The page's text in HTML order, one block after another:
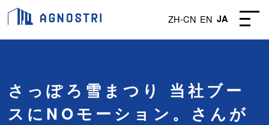
ZH-CN EN JA
さっぽろ雪まつり 当社ブー
スにNOモーション。さんが